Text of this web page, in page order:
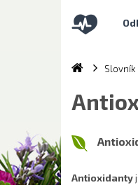
Slovník
Antioxidanty